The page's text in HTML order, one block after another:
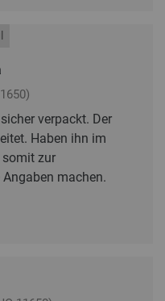
verpackt. Der
Haben ihn im
somit zur
machen.